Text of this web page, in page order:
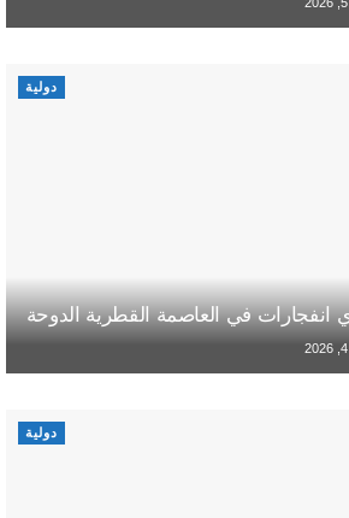
دولية
انفجارات في العاصمة القطرية الدوحة
دولية